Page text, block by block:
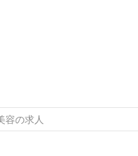
容の求人